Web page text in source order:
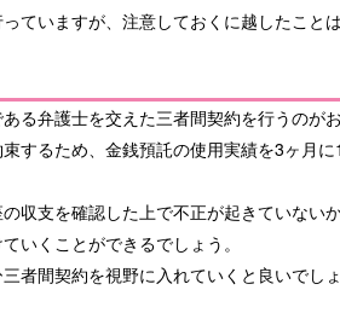
ていますが、注意しておくに越したことは
る弁護士を交えた三者間契約を行うのが
するため、金銭預託の使用実績を3ヶ月
収支を確認した上で不正が起きていない
いくことができるでしょう。
者間契約を視野に入れていくと良いでしょ